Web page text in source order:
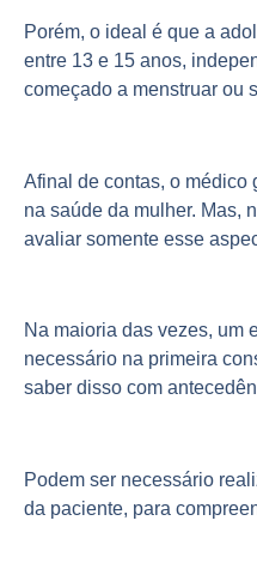
Porém, o ideal é que a
entre 13 e 15 anos,
começado a menstruar ou
Afinal de contas, o
na saúde da mulher. Mas,
avaliar somente esse
Na maioria das vezes, um
necessário na primeira
saber disso com
Podem ser necessário
da paciente, para